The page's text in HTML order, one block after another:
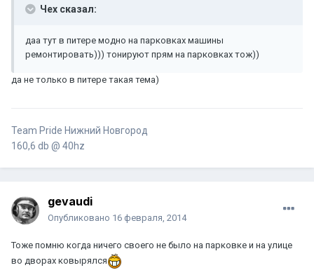
Чех сказал:
даа тут в питере модно на парковках машины
ремонтировать))) тонируют прям на парковках тож))
да не только в питере такая тема)
Team Pride Нижний Новгород
160,6 db @ 40hz
gevaudi
Опубликовано 16 февраля, 2014
Тоже помню когда ничего своего не было на парковке и на улице
во дворах ковырялся